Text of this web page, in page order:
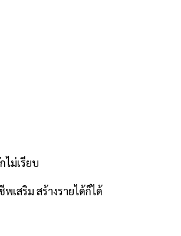
ม่เรียบ
สริม สร้างรายได้ก็ได้